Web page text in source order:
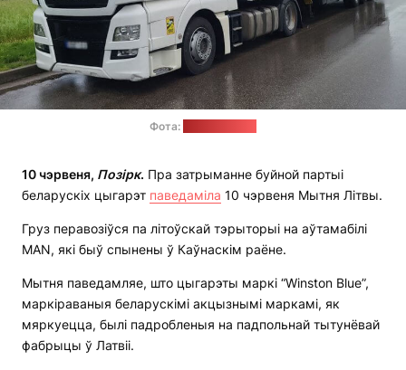
Фота:
10 чэрвеня, Позірк. Пра затрыманне буйной партыі
беларускіх цыгарэт паведаміла 10 чэрвеня Мытня Літвы.
Груз перавозіўся па літоўскай тэрыторыі на аўтамабілі
MAN, які быў спынены ў Каўнаскім раёне.
Мытня паведамляе, што цыгарэты маркі “Winston Blue”,
маркіраваныя беларускімі акцызнымі маркамі, як
мяркуецца, былі падробленыя на падпольнай тытунёвай
фабрыцы ў Латвіі.